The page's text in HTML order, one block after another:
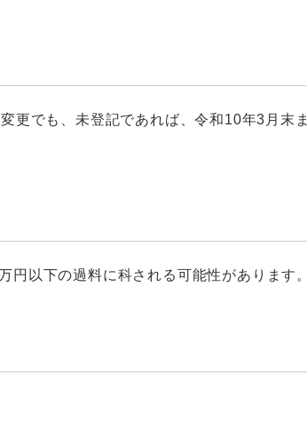
更でも、未登記であれば、令和10年3月末ま
円以下の過料に科される可能性があります。